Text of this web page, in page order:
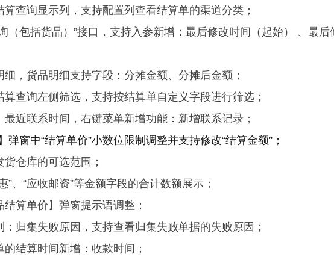
算查询显示列，支持配置列查看结算单的渠道分类；
（包括货品） ”接口，支持入参新增： 最后修改时间（起始） 、最后
， 货品明细支持字段：分摊金额、分摊后金额；
查询左侧筛选，支持按结算单自定义字段进行筛选；
近联系时间，右键菜单新增功能： 新增联系记录；
窗中“结算单价”小数位限制调整并支持修改“结算金额”；
仓库的可选范围；
、“应收邮资”等金额字段的合计数额展示；
算单价】弹窗提示语调整；
归集失败原因，支持查看归集失败单据的失败原因；
结算时间新增：收款时间；